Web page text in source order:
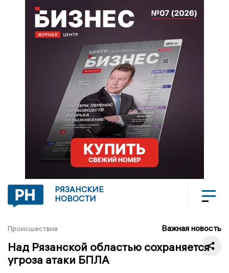
РЯЗАНСКИЕ
НОВОСТИ
Происшествия Важная новость
Над Рязанской областью сохраняется
угроза атаки БПЛА